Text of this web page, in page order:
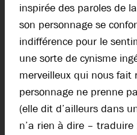
inspirée des paroles de
son personnage se
indifférence pour le
une sorte de cynisme
merveilleux qui nous fait
personnage ne prenne
(elle dit d’ailleurs dans
n’a rien à dire – traduire